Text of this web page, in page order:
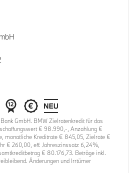
GmbH. BMW Zielratenkredit für das
€ 98.990,-, Anzahlung €
monatliche Kreditrate € 845,05, Zielrate €
€ 260,00, eff. Jahreszinssatz 6,24%,
€ 80.176,73. Beträge inkl.
Änderungen und Irrtümer